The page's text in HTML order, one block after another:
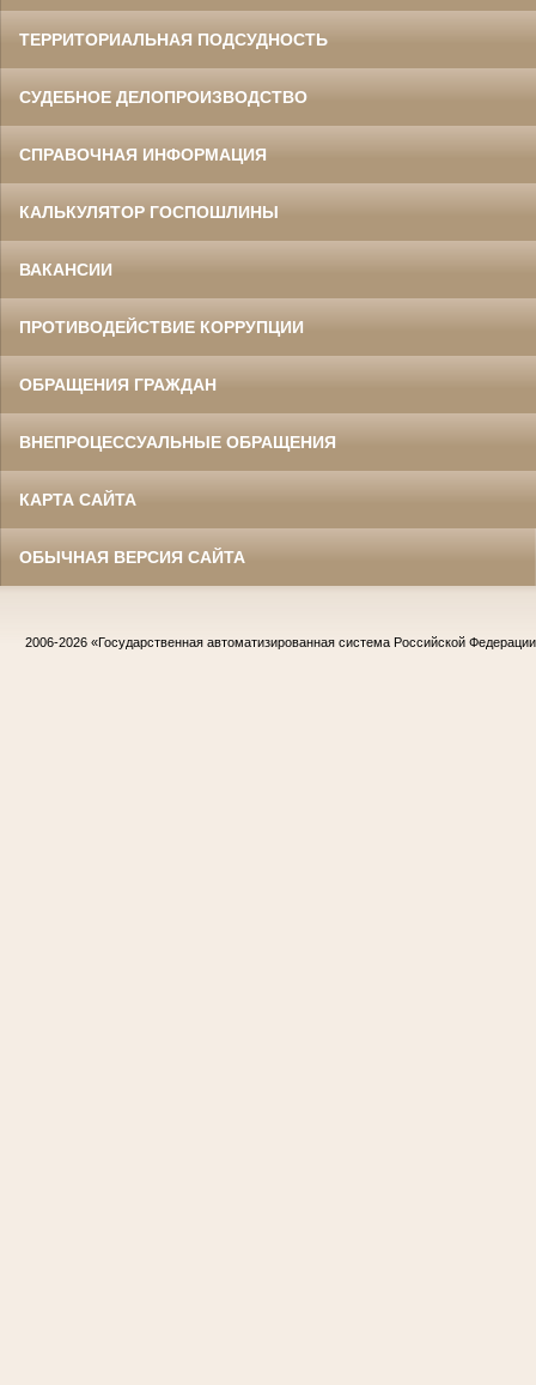
ТЕРРИТОРИАЛЬНАЯ ПОДСУДНОСТЬ
СУДЕБНОЕ ДЕЛОПРОИЗВОДСТВО
СПРАВОЧНАЯ ИНФОРМАЦИЯ
КАЛЬКУЛЯТОР ГОСПОШЛИНЫ
ВАКАНСИИ
ПРОТИВОДЕЙСТВИЕ КОРРУПЦИИ
ОБРАЩЕНИЯ ГРАЖДАН
ВНЕПРОЦЕССУАЛЬНЫЕ ОБРАЩЕНИЯ
КАРТА САЙТА
ОБЫЧНАЯ ВЕРСИЯ САЙТА
2006-2026 «Государственная автоматизированная система Российской